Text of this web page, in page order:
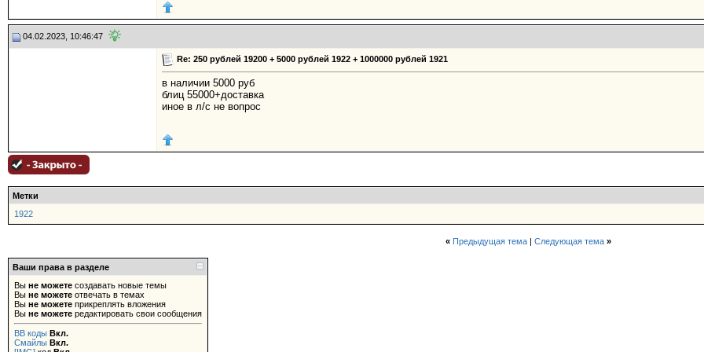
04.02.2023, 10:46:47
Re: 250 рублей 19200 + 5000 рублей 1922 + 1000000 рублей 1921
в наличии 5000 руб
блиц 55000+доставка
иное в л/с не вопрос
Метки
1922
« Предыдущая тема| Следующая тема »
Ваши права в разделе
Вы не можете создавать новые темы
Вы не можете отвечать в темах
Вы не можете прикреплять вложения
Вы не можете редактировать свои сообщения
BB коды Вкл.
Смайлы Вкл.